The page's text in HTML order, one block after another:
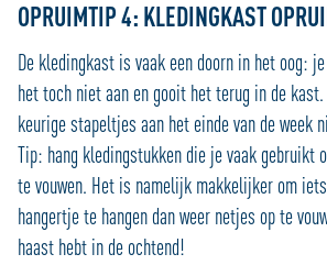
OPRUIMTIP 4: KLEDINGKAST
De kledingkast is vaak een doorn in het oog:
het toch niet aan en gooit het terug in de
keurige stapeltjes aan het einde van de week
Tip: hang kledingstukken die je vaak gebruikt
te vouwen. Het is namelijk makkelijker om
hangertje te hangen dan weer netjes op te
haast hebt in de ochtend!